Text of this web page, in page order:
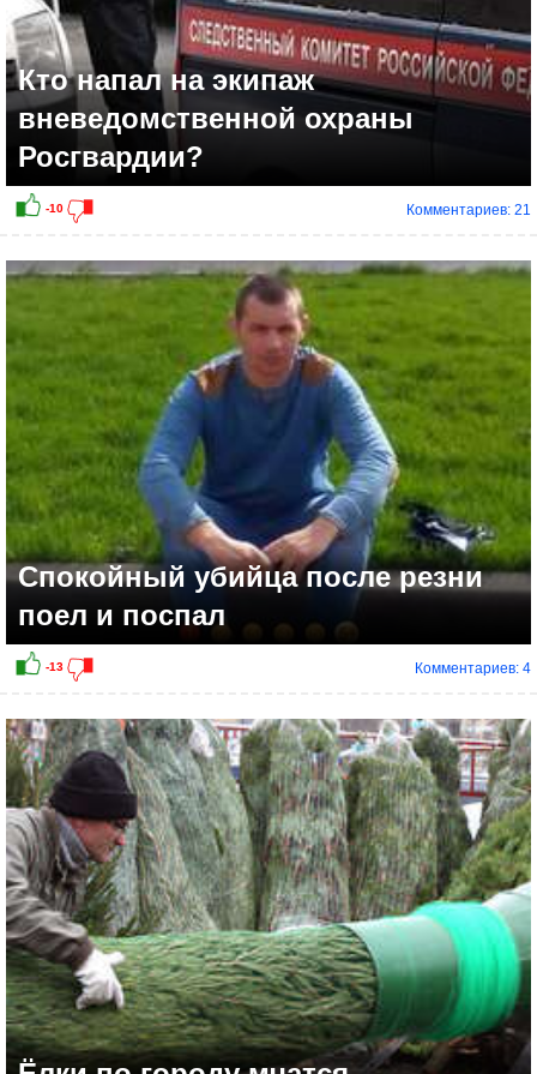
+4
Кто напал на экипаж
вневедомственной охраны
Росгвардии?
Комментариев: 21
Спокойный убийца после резни
поел и поспал
Комментариев: 4